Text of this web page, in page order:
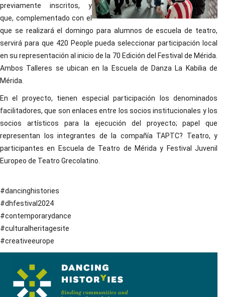
previamente inscritos, y
que, complementado con el
que se realizará el domingo para alumnos de escuela de teatro,
servirá para que 420 People pueda seleccionar participación local
en su representación al inicio de la 70 Edición del Festival de Mérida.
Ambos Talleres se ubican en la Escuela de Danza La Kabilia de
Mérida.
En el proyecto, tienen especial participación los denominados
facilitadores, que son enlaces entre los socios institucionales y los
socios artísticos para la ejecución del proyecto; papel que
representan los integrantes de la compañía TAPTC? Teatro, y
participantes en Escuela de Teatro de Mérida y Festival Juvenil
Europeo de Teatro Grecolatino.
#dancinghistories
#dhfestival2024
#contemporarydance
#culturalheritagesite
#creativeeurope